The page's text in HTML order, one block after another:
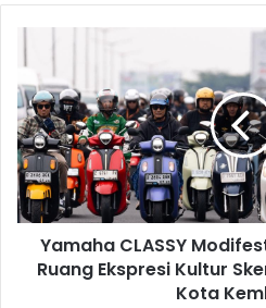
Modifest
2026
Bandung
Jadi
Ruang
Ekspresi
Kultur
SkenaYamaha CLASSY
Ruang Ekspresi Kultur
Kota